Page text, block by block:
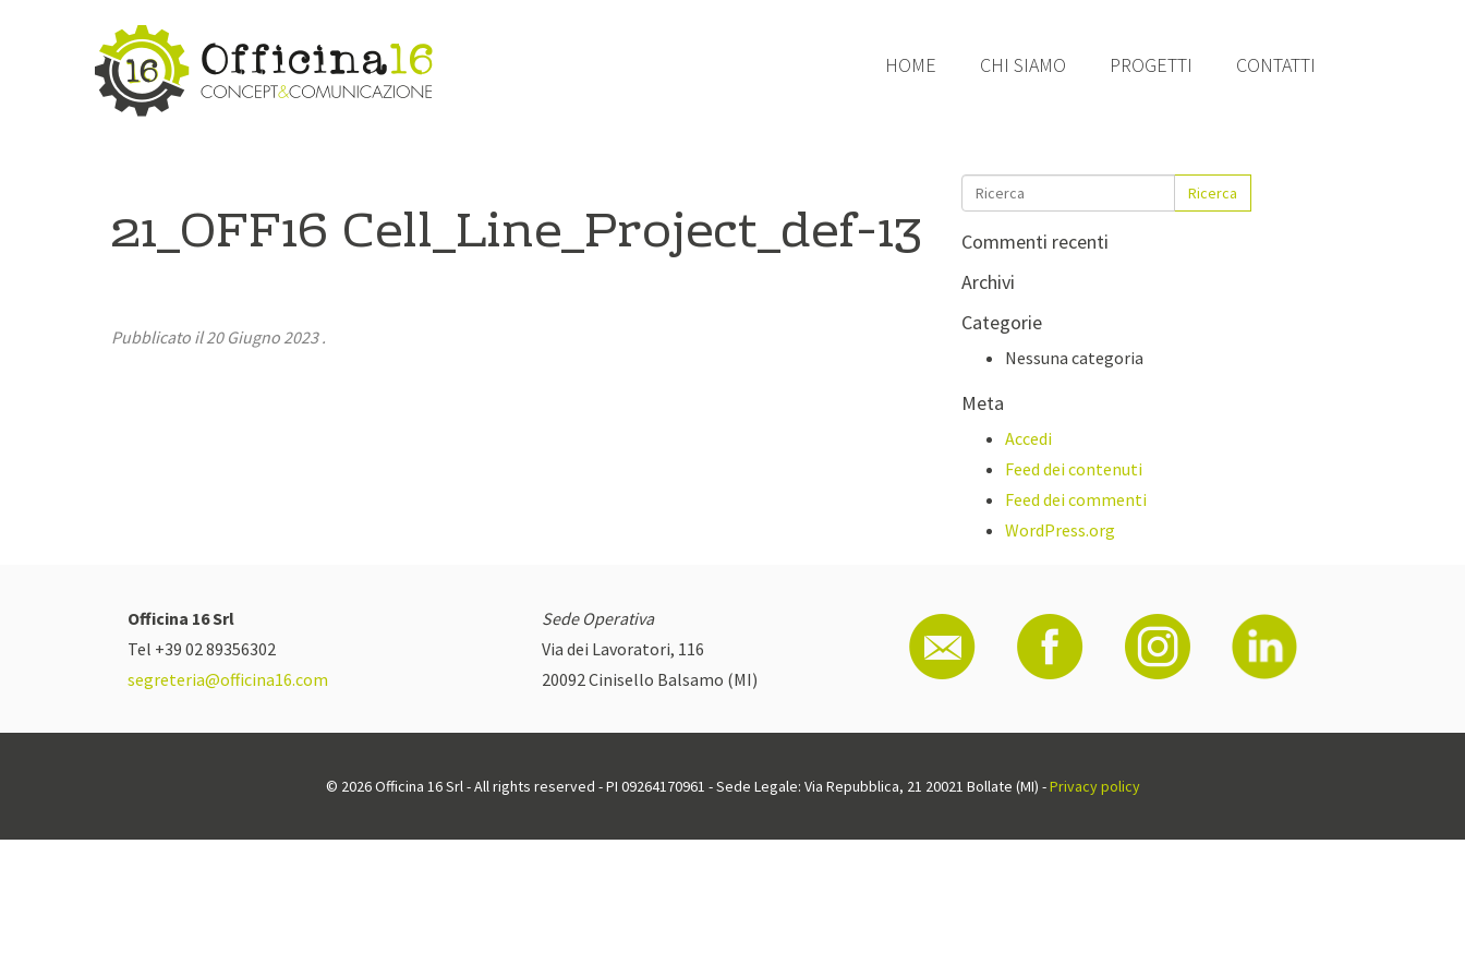
HOME CHI SIAMO PROGETTI CONTATTI
21_OFF16 Cell_Line_Project_def-13
Pubblicato il20 Giugno 2023.
Ricerca
Commenti recenti
Archivi
Categorie
Nessuna categoria
Meta
Accedi
Feed dei contenuti
Feed dei commenti
WordPress.org
Officina 16 Srl
Tel +39 02 89356302
segreteria@officina16.com
Sede Operativa
Via dei Lavoratori, 116
20092 Cinisello Balsamo (MI)
© 2026 Officina 16 Srl - All rights reserved - PI 09264170961 - Sede Legale: Via Repubblica, 21 20021 Bollate (MI) -Privacy policy